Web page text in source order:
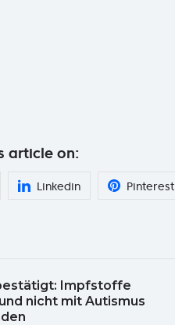
article on:
Linkedin Pinterest
Impfstoffe
nicht mit Autismus